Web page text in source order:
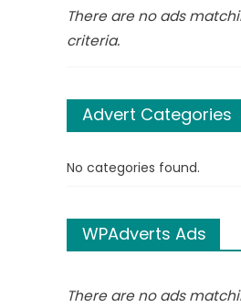
There are no ads
criteria.
Advert Categories
No categories found.
WPAdverts Ads
There are no ads